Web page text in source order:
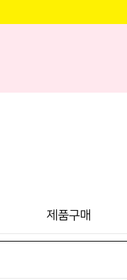
제품구매